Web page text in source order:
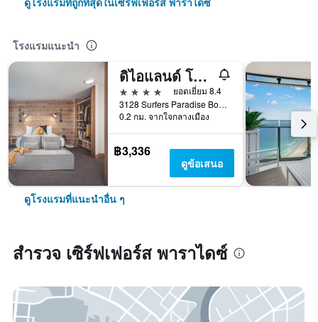
โรงแรมแนะนำ
ดิไอแลนด์ โกลด์โคสต์
4 ดาว
ยอดเยี่ยม 8.4
3128 Surfers Paradise Boulevard, เซิร์ฟเฟอร์ส พาราไดซ์, QLD, ออสเตรเลีย
0.2 กม. จากใจกลางเมือง
฿3,336
ดูข้อเสนอ
ดูโรงแรมที่แนะนำอื่น ๆ
สำรวจ เซิร์ฟเฟอร์ส พาราไดซ์